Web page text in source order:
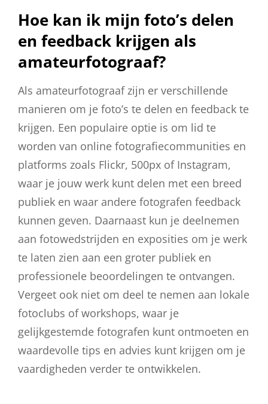
Hoe kan ik mijn foto’s delen
en feedback krijgen als
amateurfotograaf?
Als amateurfotograaf zijn er verschillende
manieren om je foto’s te delen en feedback te
krijgen. Een populaire optie is om lid te
worden van online fotografiecommunities en
platforms zoals Flickr, 500px of Instagram,
waar je jouw werk kunt delen met een breed
publiek en waar andere fotografen feedback
kunnen geven. Daarnaast kun je deelnemen
aan fotowedstrijden en exposities om je werk
te laten zien aan een groter publiek en
professionele beoordelingen te ontvangen.
Vergeet ook niet om deel te nemen aan lokale
fotoclubs of workshops, waar je
gelijkgestemde fotografen kunt ontmoeten en
waardevolle tips en advies kunt krijgen om je
vaardigheden verder te ontwikkelen.